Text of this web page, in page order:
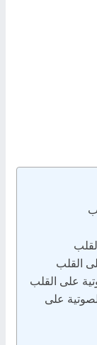
القلب
على القلب
على